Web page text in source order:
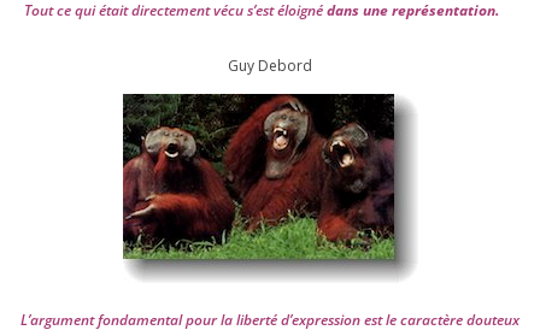
Tout ce qui était direc­te­ment vécu s’est éloi­gnédans une repré­sen­ta­tion.
Guy Debord
L’argument fon­da­men­tal pour la liber­té d’expression est le carac­tère dou­teux